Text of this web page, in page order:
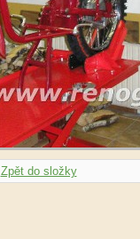
Zpět do složky